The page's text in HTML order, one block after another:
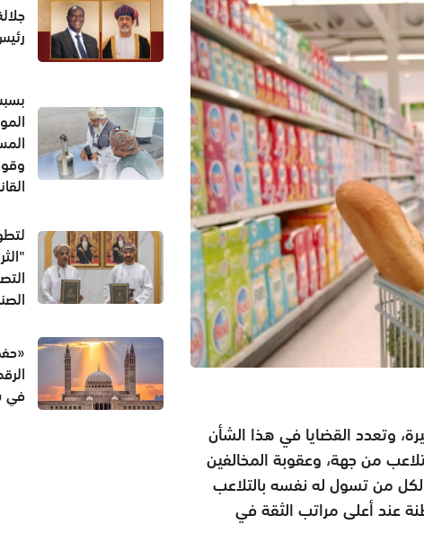
وتعدد القضايا في هذا الشأن
من جهة، وعقوبة المخالفين
من تسول له نفسه بالتلاعب
عند أعلى مراتب الثقة في
في